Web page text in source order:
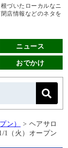
づいたローカルなニ
店情報などのネタを
ニュース
おでかけ
ン） > ヘアサロ
1（火）オープン